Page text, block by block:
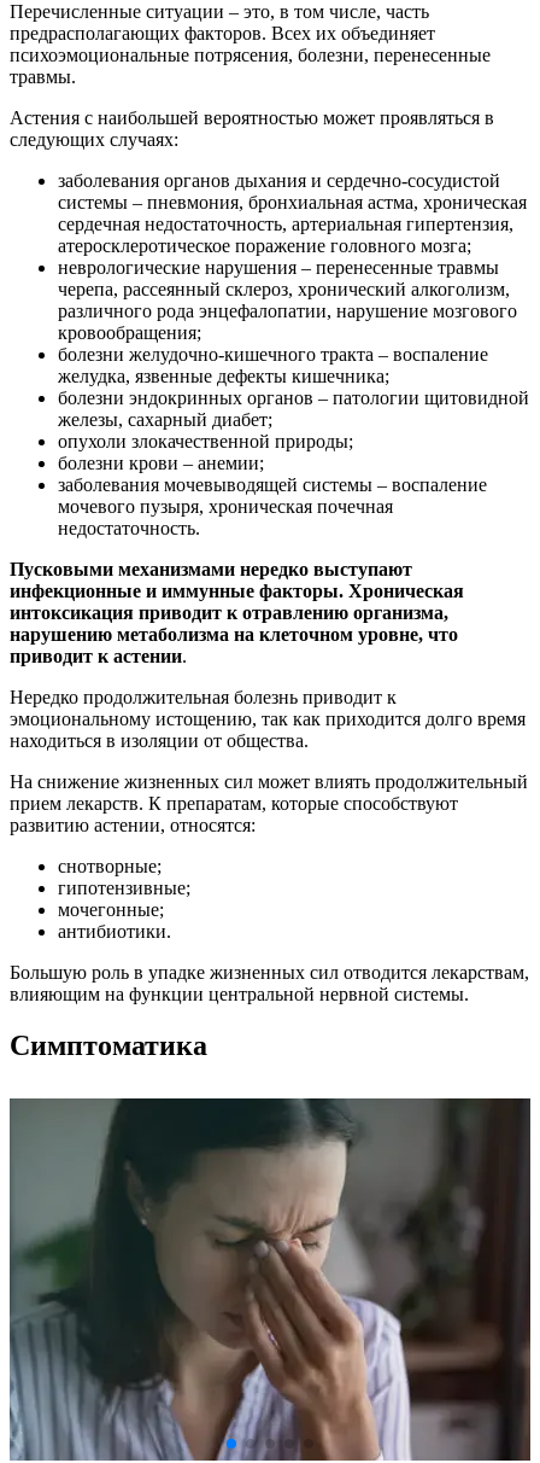
Перечисленные ситуации – это, в том числе, часть
предрасполагающих факторов. Всех их объединяет
психоэмоциональные потрясения, болезни, перенесенные
травмы.
Астения с наибольшей вероятностью может проявляться в
следующих случаях:
заболевания органов дыхания и сердечно-сосудистой
системы – пневмония, бронхиальная астма, хроническая
сердечная недостаточность, артериальная гипертензия,
атеросклеротическое поражение головного мозга;
неврологические нарушения – перенесенные травмы
черепа, рассеянный склероз, хронический алкоголизм,
различного рода энцефалопатии, нарушение мозгового
кровообращения;
болезни желудочно-кишечного тракта – воспаление
желудка, язвенные дефекты кишечника;
болезни эндокринных органов – патологии щитовидной
железы, сахарный диабет;
опухоли злокачественной природы;
болезни крови – анемии;
заболевания мочевыводящей системы – воспаление
мочевого пузыря, хроническая почечная
недостаточность.
Пусковыми механизмами нередко выступают
инфекционные и иммунные факторы. Хроническая
интоксикация приводит к отравлению организма,
нарушению метаболизма на клеточном уровне, что
приводит к астении.
Нередко продолжительная болезнь приводит к
эмоциональному истощению, так как приходится долго время
находиться в изоляции от общества.
На снижение жизненных сил может влиять продолжительный
прием лекарств. К препаратам, которые способствуют
развитию астении, относятся:
снотворные;
гипотензивные;
мочегонные;
антибиотики.
Большую роль в упадке жизненных сил отводится лекарствам,
влияющим на функции центральной нервной системы.
Симптоматика